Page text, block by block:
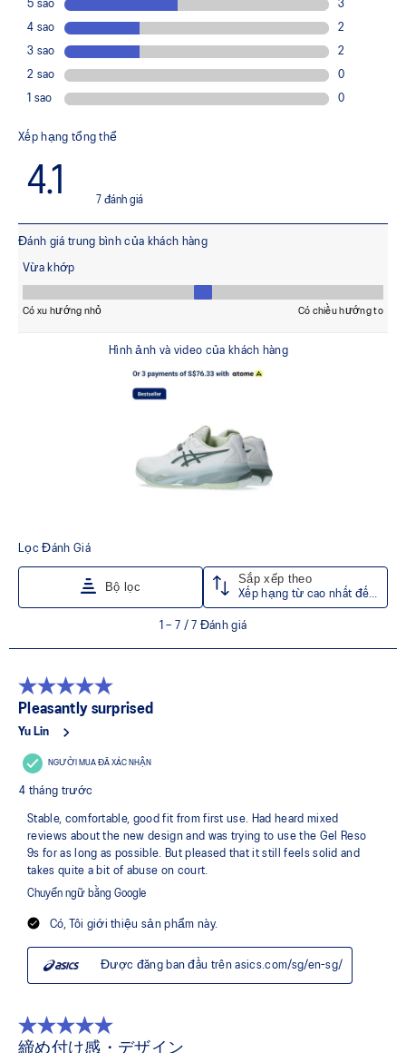
Cải tiến độ bền
Công nghệ GEL™ ở phần mũi chân
Cải tiến khả năng hấp thụ chấn động và tạo cảm giác êm ái
hơn khi tiếp đất
Cấu trúc đế giữa hai mảnh
dung dịch giúp giảm lượng nước sử dụng khoảng 33%
và lượng khí thải carbon khoảng 45% so với công nghệ
nhuộm thông thường